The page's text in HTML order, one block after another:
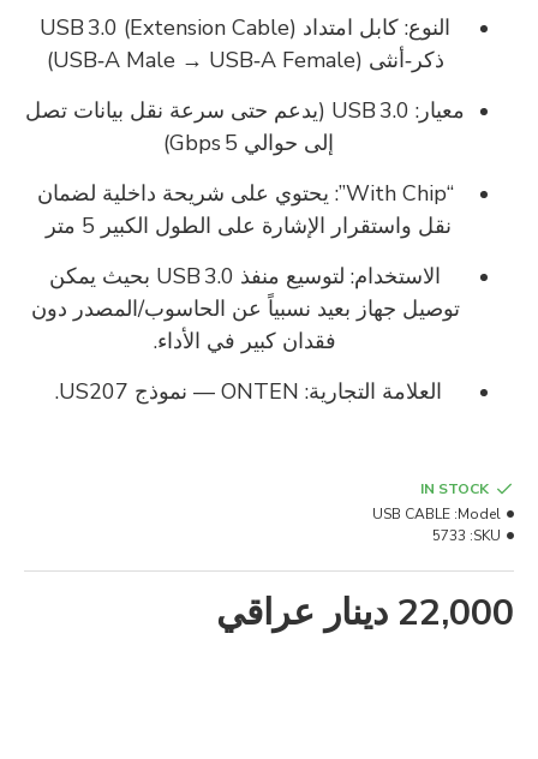
النوع: كابل امتداد (Extension Cable) USB 3.0
ذكر‑أنثى (USB‑A Male → USB‑A Female)
معيار: USB 3.0 (يدعم حتى سرعة نقل بيانات تصل
إلى حوالي 5 Gbps)
“With Chip”: يحتوي على شريحة داخلية لضمان
نقل واستقرار الإشارة على الطول الكبير 5 متر
الاستخدام: لتوسيع منفذ USB 3.0 بحيث يمكن
توصيل جهاز بعيد نسبياً عن الحاسوب/المصدر دون
فقدان كبير في الأداء.
العلامة التجارية: ONTEN — نموذج US207.
22,000 دينار عراقي
IN STOCK
Model:
USB CABLE
SKU:
5733